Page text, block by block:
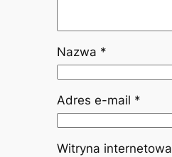
Nazwa *
Adres e-mail *
Witryna internetowa